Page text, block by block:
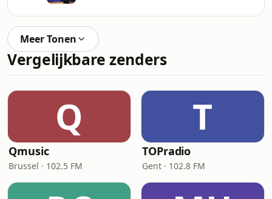
Meer Tonen
Vergelijkbare zenders
Q
Qmusic
Brussel · 102.5 FM
T
TOPradio
Gent · 102.8 FM